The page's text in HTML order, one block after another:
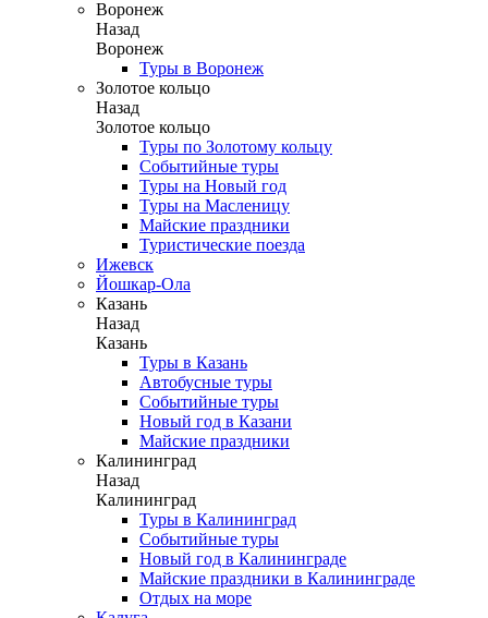
Воронеж
Назад
Воронеж
Туры в Воронеж
Золотое кольцо
Назад
Золотое кольцо
Туры по Золотому кольцу
Событийные туры
Туры на Новый год
Туры на Масленицу
Майские праздники
Туристические поезда
Ижевск
Йошкар-Ола
Казань
Назад
Казань
Туры в Казань
Автобусные туры
Событийные туры
Новый год в Казани
Майские праздники
Калининград
Назад
Калининград
Туры в Калининград
Событийные туры
Новый год в Калининграде
Майские праздники в Калининграде
Отдых на море